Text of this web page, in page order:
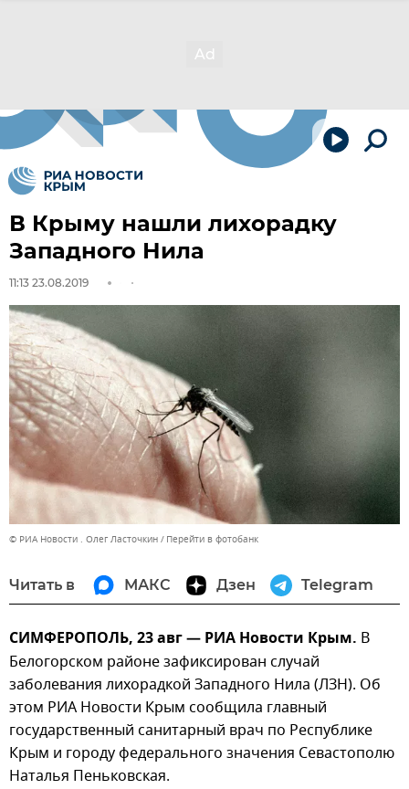
В Крыму нашли лихорадку
Западного Нила
11:13 23.08.2019
© РИА Новости . Олег Ласточкин Перейти в фотобанк
Читать в МАКС Дзен Telegram
СИМФЕРОПОЛЬ, 23 авг — РИА Новости Крым. В
Белогорском районе зафиксирован случай
заболевания лихорадкой Западного Нила (ЛЗН). Об
этом РИА Новости Крым сообщила главный
государственный санитарный врач по Республике
Крым и городу федерального значения Севастополю
Наталья Пеньковская.